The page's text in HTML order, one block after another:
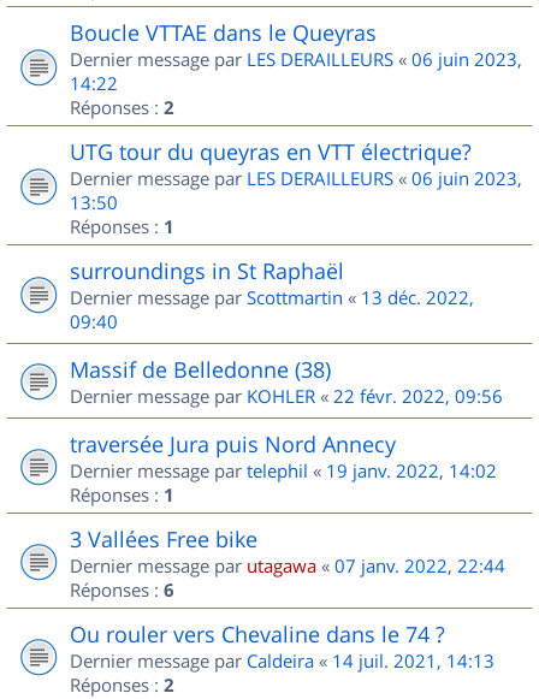
Boucle VTTAE dans le Queyras
Dernier message par LES DERAILLEURS « 06 juin 2023,
14:22
Réponses : 2
UTG tour du queyras en VTT électrique?
Dernier message par LES DERAILLEURS « 06 juin 2023,
13:50
Réponses : 1
surroundings in St Raphaël
Dernier message par Scottmartin « 13 déc. 2022,
09:40
Massif de Belledonne (38)
Dernier message par KOHLER « 22 févr. 2022, 09:56
traversée Jura puis Nord Annecy
Dernier message par telephil « 19 janv. 2022, 14:02
Réponses : 1
3 Vallées Free bike
Dernier message par utagawa « 07 janv. 2022, 22:44
Réponses : 6
Ou rouler vers Chevaline dans le 74 ?
Dernier message par Caldeira « 14 juil. 2021, 14:13
Réponses : 2